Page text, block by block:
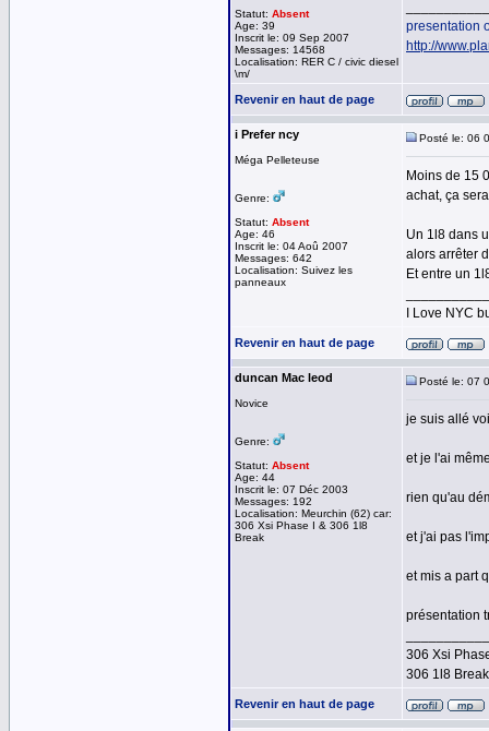
Statut: Absent
Age: 39
Inscrit le: 09 Sep 2007
Messages: 14568
Localisation: RER C / civic diesel
\m/
presentation
http://
Revenir en haut de page
i Prefer ncy
Méga Pelleteuse
Genre:
Statut: Absent
Age: 46
Inscrit le: 04 Aoû 2007
Messages: 642
Localisation: Suivez les
panneaux
Posté le: 06
Moins de 15
achat, ça
Un 1l8 dans
alors arrêter
Et entre un
I Love NYC
Revenir en haut de page
duncan Mac leod
Novice
Genre:
Statut: Absent
Age: 44
Inscrit le: 07 Déc 2003
Messages: 192
Localisation: Meurchin (62) car:
306 Xsi Phase I & 306 1l8
Break
Posté le: 07
je suis allé
et je l'ai
rien qu'au
et j'ai pas
et mis a part
présentation
306 Xsi
306 1l8
Revenir en haut de page